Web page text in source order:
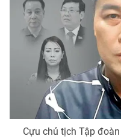
THỜI BÁO VTV
Theo dõi báo trên
Cơ quan chủ quản:Đài
Cơ quan báo chí: Thời báo
Giấy phép hoạt động báo
Cựu chủ tịch Tập